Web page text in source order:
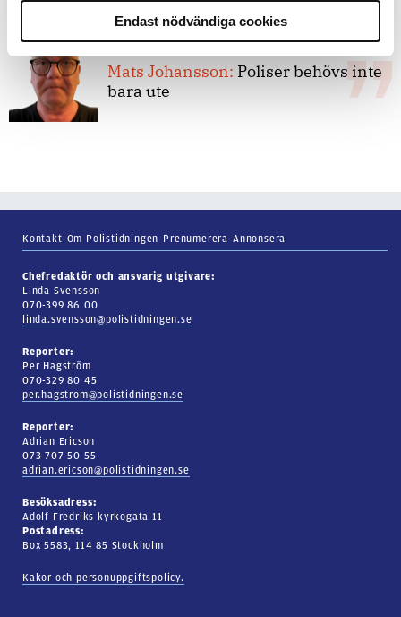
Endast nödvändiga cookies
Mats Johansson: Poliser behövs inte
bara ute
Kontakt Om Polistidningen Prenumerera Annonsera
Chefredaktör och ansvarig utgivare:
Linda Svensson
070-399 86 00
linda.svensson@polistidningen.se
Reporter:
Per Hagström
070-329 80 45
per.hagstrom@polistidningen.se
Reporter:
Adrian Ericson
073-707 50 55
adrian.ericson@polistidningen.se
Besöksadress:
Adolf Fredriks kyrkogata 11
Postadress:
Box 5583, 114 85 Stockholm
Kakor och personuppgiftspolicy.